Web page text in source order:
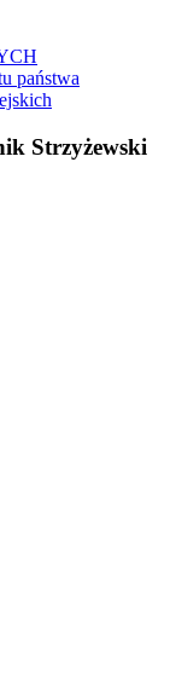
państwa
Strzyżewski